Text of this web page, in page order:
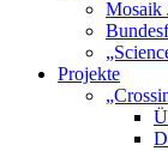
Mosaik
Projekte